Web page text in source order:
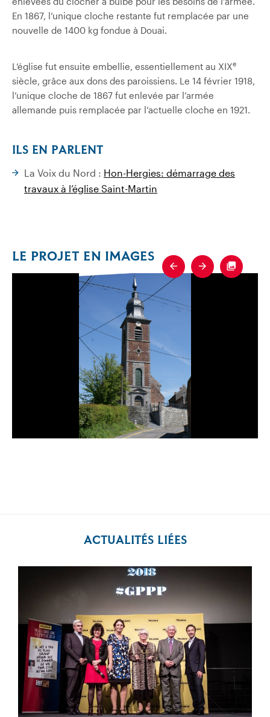
En 1867, l’unique cloche restante fut remplacée par une
nouvelle de 1400 kg fondue à Douai.
L’église fut ensuite embellie, essentiellement au XIXe
siècle, grâce aux dons des paroissiens. Le 14 février 1918,
l’unique cloche de 1867 fut enlevée par l’armée
allemande puis remplacée par l’actuelle cloche en 1921.
ILS EN PARLENT
La Voix du Nord : Hon-Hergies: démarrage des
travaux à l’église Saint-Martin
LE PROJET EN IMAGES
Previous
Next
ACTUALITÉS LIÉES